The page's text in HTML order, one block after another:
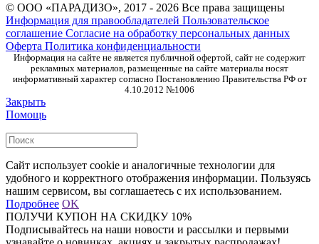
© ООО «ПАРАДИЗО», 2017 - 2026 Все права защищены
Информация для правообладателей Пользовательское
соглашение Согласие на обработку персональных данных
Оферта Политика конфиденциальности
Информация на сайте не является публичной офертой, сайт не содержит
рекламных материалов, размещенные на сайте материалы носят
информативный характер согласно Постановлению Правительства РФ от
4.10.2012 №1006
Закрыть
Помощь
Сайт использует cookie и аналогичные технологии для
удобного и корректного отображения информации. Пользуясь
нашим сервисом, вы соглашаетесь с их использованием.
Подробнее OK
ПОЛУЧИ КУПОН НА СКИДКУ 10%
Подписывайтесь на наши новости и рассылки и первыми